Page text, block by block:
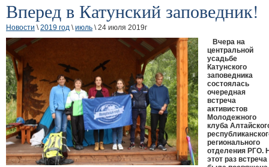
Вперед в Катунский заповедник!
Новости \2019 год \июль \ 24 июля 2019г
Вчера на
центральной
усадьбе
Катунского
заповедника
состоялась
очередная
встреча
активистов
Молодежного
клуба
регионального
отделения РГО.
этот раз встреча